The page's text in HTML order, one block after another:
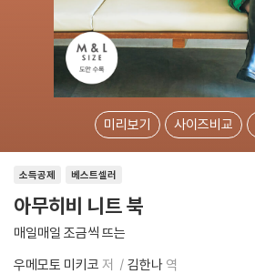
미리보기 사이즈비교
소득공제 베스트셀러
아무히비 니트 북
매일매일 조금씩 뜨는
우메모토 미키코 저 김한나 역